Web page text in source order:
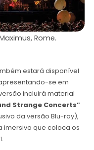
Rome.
estará disponível
se em
incluirá material
Strange Concerts”
da versão Blu-ray),
imersiva que coloca os